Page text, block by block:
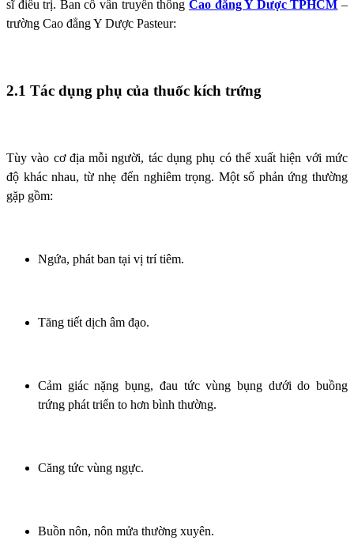
sĩ điều trị. Ban cố vấn truyền thông Cao đẳng Y Dược TPHCM –
trường Cao đẳng Y Dược Pasteur:
2.1 Tác dụng phụ của thuốc kích trứng
Tùy vào cơ địa mỗi người, tác dụng phụ có thể xuất hiện với mức
độ khác nhau, từ nhẹ đến nghiêm trọng. Một số phản ứng thường
gặp gồm:
Ngứa, phát ban tại vị trí tiêm.
Tăng tiết dịch âm đạo.
Cảm giác nặng bụng, đau tức vùng bụng dưới do buồng
trứng phát triển to hơn bình thường.
Căng tức vùng ngực.
Buồn nôn, nôn mửa thường xuyên.